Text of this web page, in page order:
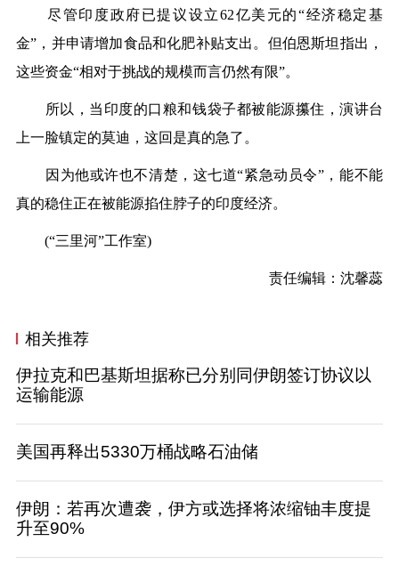
尽管印度政府已提议设立62亿美元的“经济稳定基
金”，并申请增加食品和化肥补贴支出。但伯恩斯坦指出，
这些资金“相对于挑战的规模而言仍然有限”。
所以，当印度的口粮和钱袋子都被能源攥住，演讲台
上一脸镇定的莫迪，这回是真的急了。
因为他或许也不清楚，这七道“紧急动员令”，能不能
真的稳住正在被能源掐住脖子的印度经济。
(“三里河”工作室)
责任编辑：沈馨蕊
相关推荐
伊拉克和巴基斯坦据称已分别同伊朗签订协议以
运输能源
美国再释出5330万桶战略石油储
伊朗：若再次遭袭，伊方或选择将浓缩铀丰度提
升至90%